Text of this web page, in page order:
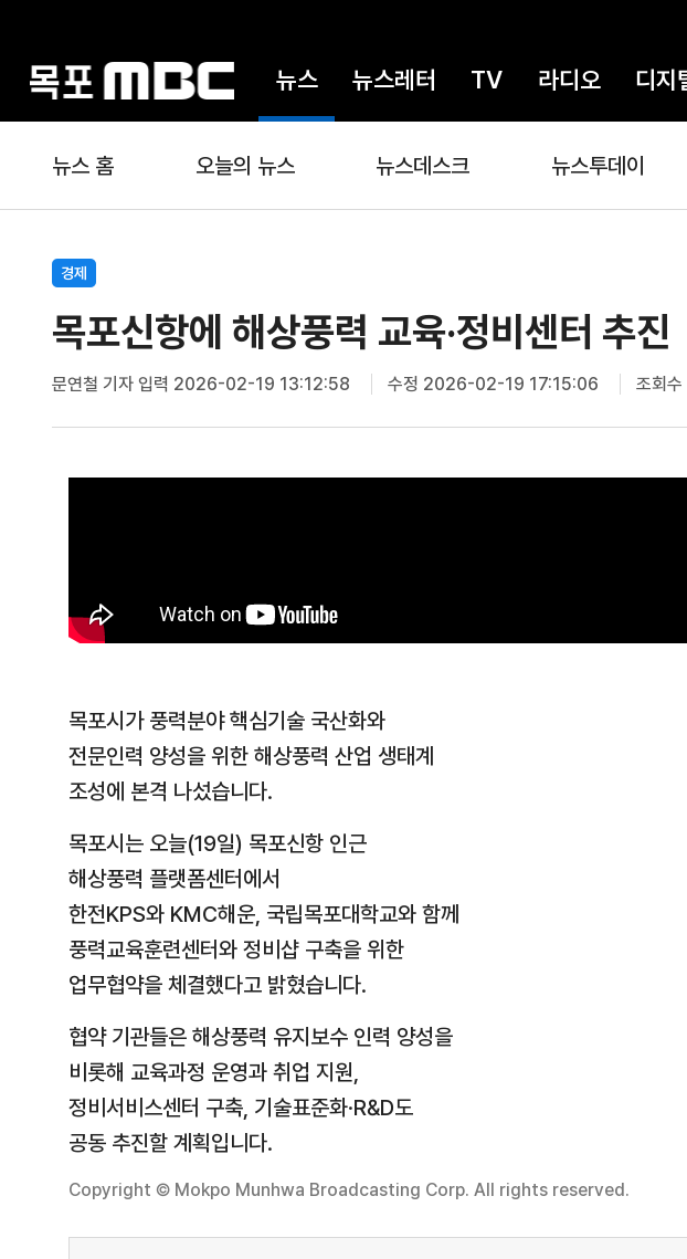
뉴스 뉴스레터 TV 라디오 디지
뉴스 홈 오늘의 뉴스 뉴스데스크 뉴스투데이
경제
목포신항에 해상풍력 교육·정비센터 추진
문연철 기자입력 2026-02-19 13:12:58 수정 2026-02-19 17:15:06 조회
목포시가 풍력분야 핵심기술 국산화와
전문인력 양성을 위한 해상풍력 산업 생태계
조성에 본격 나섰습니다.
목포시는 오늘(19일) 목포신항 인근
해상풍력 플랫폼센터에서
한전KPS와 KMC해운, 국립목포대학교와 함께
풍력교육훈련센터와 정비샵 구축을 위한
업무협약을 체결했다고 밝혔습니다.
협약 기관들은 해상풍력 유지보수 인력 양성을
비롯해 교육과정 운영과 취업 지원,
정비서비스센터 구축, 기술표준화·R&D도
공동 추진할 계획입니다.
Copyright © Mokpo Munhwa Broadcasting Corp. All rights reserved.